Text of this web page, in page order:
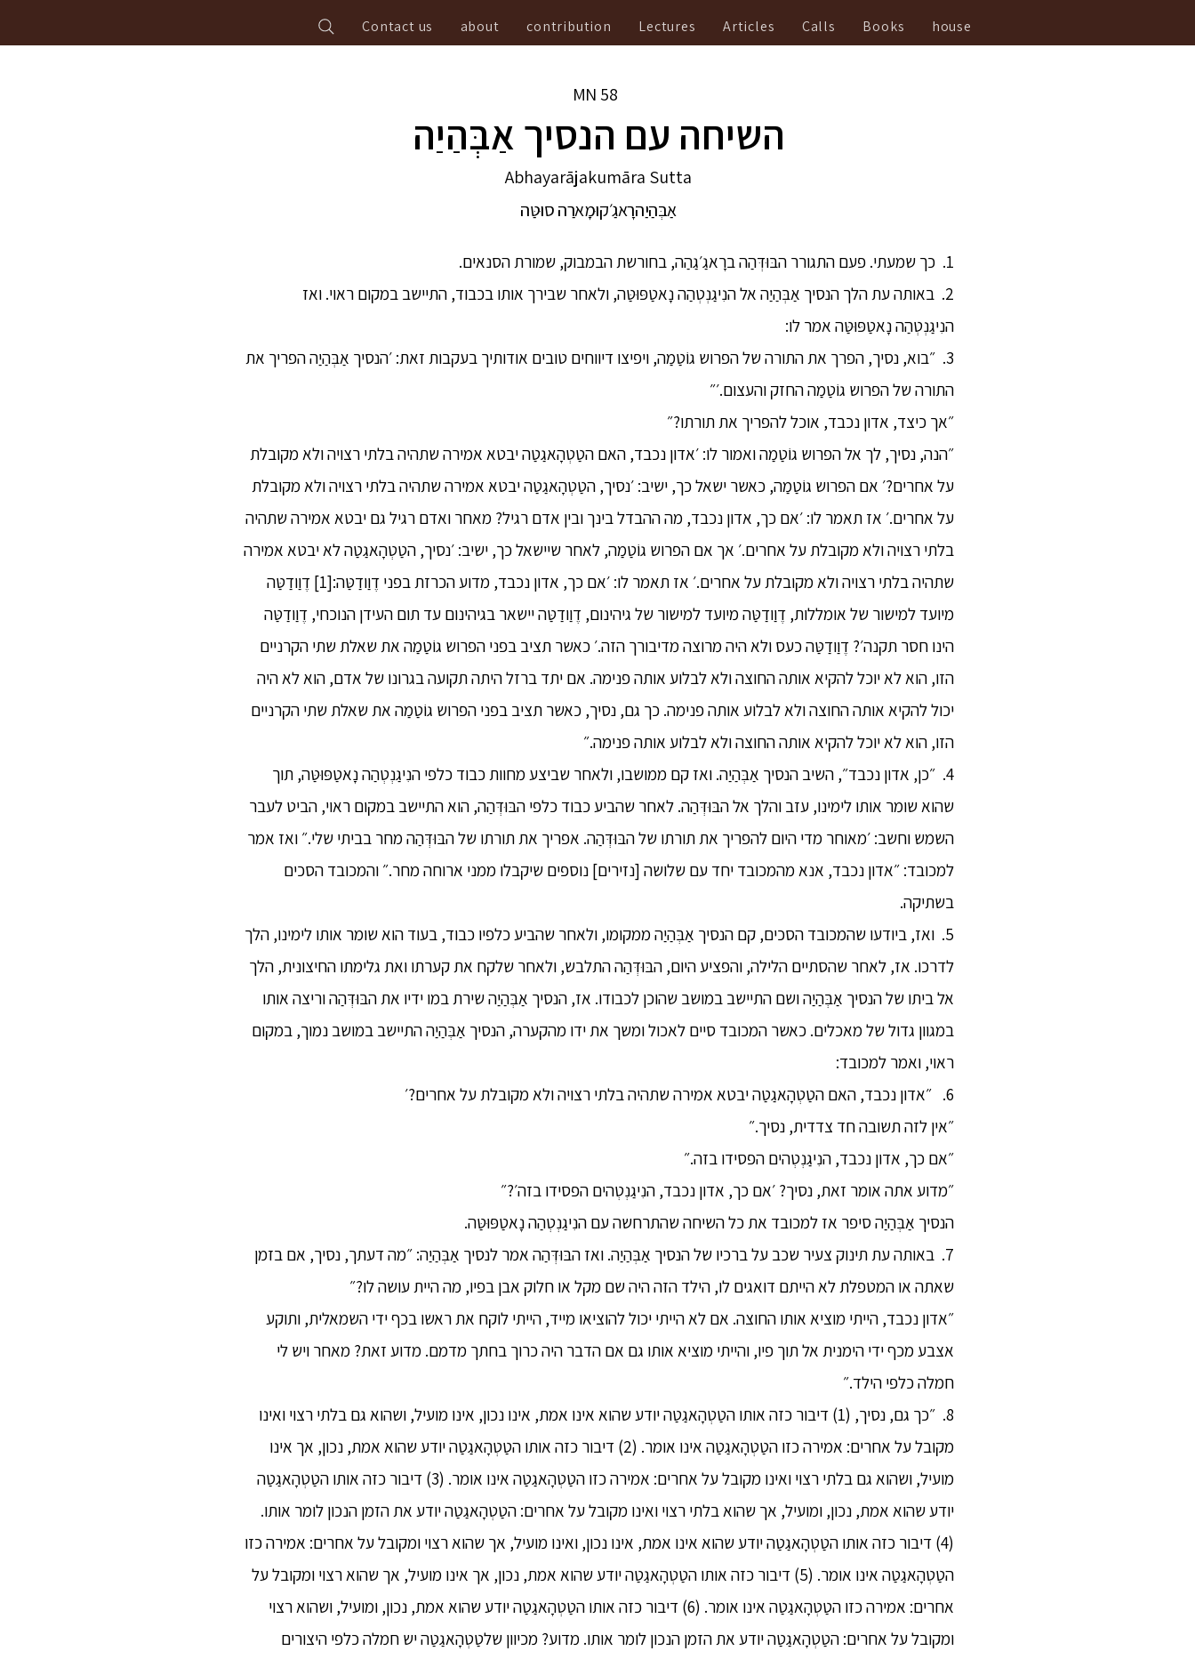
house
Books
Calls
Articles
Lectures
contribution
about
Contact us
58
MN
השיחה עם הנסיך אַבְּהַיַה
Abhayarājakumāra Sutta
אַבְּהַיַהרָאגַ׳קוּמָארַה סוּטַּה
1. כך שמעתי. פעם התגורר הבּוּדְּהַה ברָאגַ׳גַהַה, בחורשת הבמבוק, שמורת הסנאים.
2. באותה עת הלך הנסיך אַבְּהַיַה אל הנִיגַנְטְהַה נָאטַפּוּטַּה, ולאחר שבירך אותו בכבוד, התיישב במקום ראוי. ואז
הנִיגַנְטְהַה נָאטַפּוּטַּה אמר לו:
3. ״בוא, נסיך, הפרך את התורה של הפרוש גוֹטַמַה, ויפיצו דיווחים טובים אודותיך בעקבות זאת: ׳הנסיך אַבְּהַיַה הפריך את
התורה של הפרוש גוֹטַמַה החזק והעצום.׳״
״אך כיצד, אדון נכבד, אוכל להפריך את תורתו?״
״הנה, נסיך, לך אל הפרוש גוֹטַמַה ואמור לו: ׳אדון נכבד, האם הטַטְהָאגַטַה יבטא אמירה שתהיה בלתי רצויה ולא מקובלת
על אחרים?׳ אם הפרוש גוֹטַמַה, כאשר ישאל כך, ישיב: ׳נסיך, הטַטְהָאגַטַה יבטא אמירה שתהיה בלתי רצויה ולא מקובלת
על אחרים.׳ אז תאמר לו: ׳אם כך, אדון נכבד, מה ההבדל בינך ובין אדם רגיל? מאחר ואדם רגיל גם יבטא אמירה שתהיה
בלתי רצויה ולא מקובלת על אחרים.׳ אך אם הפרוש גוֹטַמַה, לאחר שיישאל כך, ישיב: ׳נסיך, הטַטְהָאגַטַה לא יבטא אמירה
שתהיה בלתי רצויה ולא מקובלת על אחרים.׳ אז תאמר לו: ׳אם כך, אדון נכבד, מדוע הכרזת בפני דֶוַודַטַּה:[1] דֶוַודַטַּה
מיועד למישור של אומללות, דֶוַודַטַּה מיועד למישור של גיהינום, דֶוַודַטַּה יישאר בגיהינום עד תום העידן הנוכחי, דֶוַודַטַּה
הינו חסר תקנה׳? דֶוַודַטַּה כעס ולא היה מרוצה מדיבורך הזה.׳ כאשר תציב בפני הפרוש גוֹטַמַה את שאלת שתי הקרניים
הזו, הוא לא יוכל להקיא אותה החוצה ולא לבלוע אותה פנימה. אם יתד ברזל היתה תקועה בגרונו של אדם, הוא לא היה
יכול להקיא אותה החוצה ולא לבלוע אותה פנימה. כך גם, נסיך, כאשר תציב בפני הפרוש גוֹטַמַה את שאלת שתי הקרניים
הזו, הוא לא יוכל להקיא אותה החוצה ולא לבלוע אותה פנימה.״
4. ״כן, אדון נכבד״, השיב הנסיך אַבְּהַיַה. ואז קם ממושבו, ולאחר שביצע מחוות כבוד כלפי הנִיגַנְטְהַה נָאטַפּוּטַּה, תוך
שהוא שומר אותו לימינו, עזב והלך אל הבּוּדְּהַה. לאחר שהביע כבוד כלפי הבּוּדְּהַה, הוא התיישב במקום ראוי, הביט לעבר
השמש וחשב: ׳מאוחר מדי היום להפריך את תורתו של הבּוּדְּהַה. אפריך את תורתו של הבּוּדְּהַה מחר בביתי שלי.״ ואז אמר
למכובד: ״אדון נכבד, אנא מהמכובד יחד עם שלושה [נזירים] נוספים שיקבלו ממני ארוחה מחר.״ והמכובד הסכים
בשתיקה.
5. ואז, ביודעו שהמכובד הסכים, קם הנסיך אַבְּהַיַה ממקומו, ולאחר שהביע כלפיו כבוד, בעוד הוא שומר אותו לימינו, הלך
לדרכו. אז, לאחר שהסתיים הלילה, והפציע היום, הבּוּדְּהַה התלבש, ולאחר שלקח את קערתו ואת גלימתו החיצונית, הלך
אל ביתו של הנסיך אַבְּהַיַה ושם התיישב במושב שהוכן לכבודו. אז, הנסיך אַבְּהַיַה שירת במו ידיו את הבּוּדְּהַה וריצה אותו
במגוון גדול של מאכלים. כאשר המכובד סיים לאכול ומשך את ידו מהקערה, הנסיך אַבְּהַיַה התיישב במושב נמוך, במקום
ראוי, ואמר למכובד:
6. ״אדון נכבד, האם הטַטְהָאגַטַה יבטא אמירה שתהיה בלתי רצויה ולא מקובלת על אחרים?׳
״אין לזה תשובה חד צדדית, נסיך.״
״אם כך, אדון נכבד, הנִיגַנְטְהים הפסידו בזה.״
״מדוע אתה אומר זאת, נסיך? ׳אם כך, אדון נכבד, הנִיגַנְטְהים הפסידו בזה׳?״
הנסיך אַבְּהַיַה סיפר אז למכובד את כל השיחה שהתרחשה עם הנִיגַנְטְהַה נָאטַפּוּטַּה.
7. באותה עת תינוק צעיר שכב על ברכיו של הנסיך אַבְּהַיַה. ואז הבּוּדְּהַה אמר לנסיך אַבְּהַיַה: ״מה דעתך, נסיך, אם בזמן
שאתה או המטפלת לא הייתם דואגים לו, הילד הזה היה שם מקל או חלוק אבן בפיו, מה היית עושה לו?״
״אדון נכבד, הייתי מוציא אותו החוצה. אם לא הייתי יכול להוציאו מייד, הייתי לוקח את ראשו בכף ידי השמאלית, ותוקע
אצבע מכף ידי הימנית אל תוך פיו, והייתי מוציא אותו גם אם הדבר היה כרוך בחתך מדמם. מדוע זאת? מאחר ויש לי
חמלה כלפי הילד.״
8. ״כך גם, נסיך, (1) דיבור כזה אותו הטַטְהָאגַטַה יודע שהוא אינו אמת, אינו נכון, אינו מועיל, ושהוא גם בלתי רצוי ואינו
מקובל על אחרים: אמירה כזו הטַטְהָאגַטַה אינו אומר. (2) דיבור כזה אותו הטַטְהָאגַטַה יודע שהוא אמת, נכון, אך אינו
מועיל, ושהוא גם בלתי רצוי ואינו מקובל על אחרים: אמירה כזו הטַטְהָאגַטַה אינו אומר. (3) דיבור כזה אותו הטַטְהָאגַטַה
יודע שהוא אמת, נכון, ומועיל, אך שהוא בלתי רצוי ואינו מקובל על אחרים: הטַטְהָאגַטַה יודע את הזמן הנכון לומר אותו.
(4) דיבור כזה אותו הטַטְהָאגַטַה יודע שהוא אינו אמת, אינו נכון, ואינו מועיל, אך שהוא רצוי ומקובל על אחרים: אמירה כזו
הטַטְהָאגַטַה אינו אומר. (5) דיבור כזה אותו הטַטְהָאגַטַה יודע שהוא אמת, נכון, אך אינו מועיל, אך שהוא רצוי ומקובל על
אחרים: אמירה כזו הטַטְהָאגַטַה אינו אומר. (6) דיבור כזה אותו הטַטְהָאגַטַה יודע שהוא אמת, נכון, ומועיל, ושהוא רצוי
ומקובל על אחרים: הטַטְהָאגַטַה יודע את הזמן הנכון לומר אותו. מדוע? מכיוון שלטַטְהָאגַטַה יש חמלה כלפי היצורים